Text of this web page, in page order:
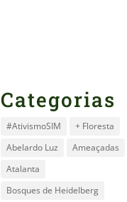
Categorias
#AtivismoSIM
+ Floresta
Abelardo Luz
Ameaçadas
Atalanta
Bosques de Heidelberg